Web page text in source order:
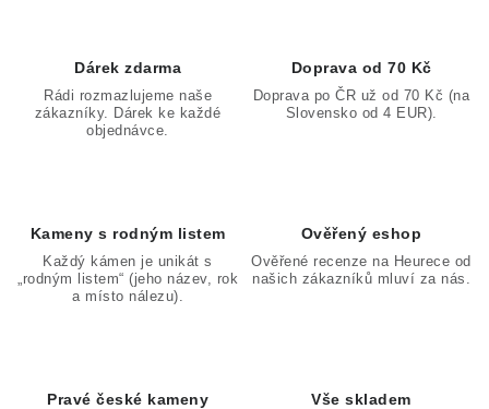
Dárek zdarma
Rádi rozmazlujeme naše
zákazníky. Dárek ke každé
objednávce.
Doprava od 70 Kč
Doprava po ČR už od 70 Kč (na
Slovensko od 4 EUR).
Kameny s rodným listem
Každý kámen je unikát s
„rodným listem“ (jeho název, rok
a místo nálezu).
Ověřený eshop
Ověřené recenze na Heurece od
našich zákazníků mluví za nás.
Pravé české kameny Vše skladem